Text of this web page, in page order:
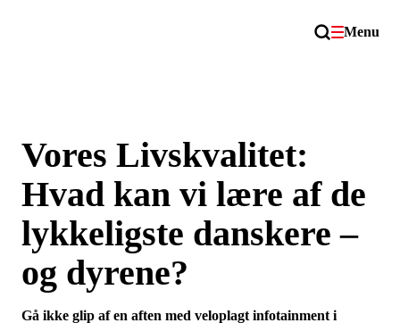
Menu
Vores Livskvalitet:
Hvad kan vi lære af de
lykkeligste danskere –
og dyrene?
Gå ikke glip af en aften med veloplagt infotainment i